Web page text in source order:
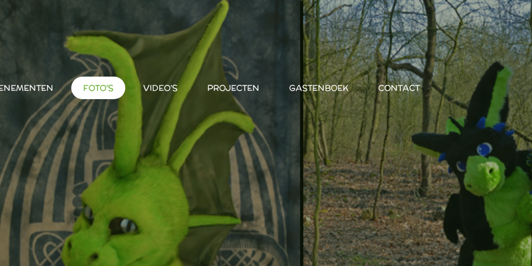
FOTO'S VIDEO'S PROJECTEN GASTENBOEK
CONTACT